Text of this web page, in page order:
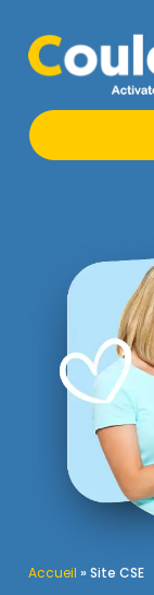
Accueil » Site CSE